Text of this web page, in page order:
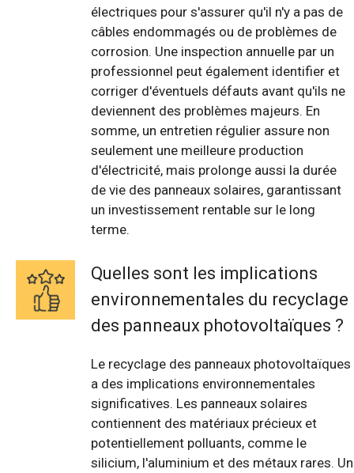
électriques pour s'assurer qu'il n'y a pas de
câbles endommagés ou de problèmes de
corrosion. Une inspection annuelle par un
professionnel peut également identifier et
corriger d'éventuels défauts avant qu'ils ne
deviennent des problèmes majeurs. En
somme, un entretien régulier assure non
seulement une meilleure production
d'électricité, mais prolonge aussi la durée
de vie des panneaux solaires, garantissant
un investissement rentable sur le long
terme.
Quelles sont les implications
environnementales du recyclage
des panneaux photovoltaïques ?
Le recyclage des panneaux photovoltaïques
a des implications environnementales
significatives. Les panneaux solaires
contiennent des matériaux précieux et
potentiellement polluants, comme le
silicium, l'aluminium et des métaux rares. Un